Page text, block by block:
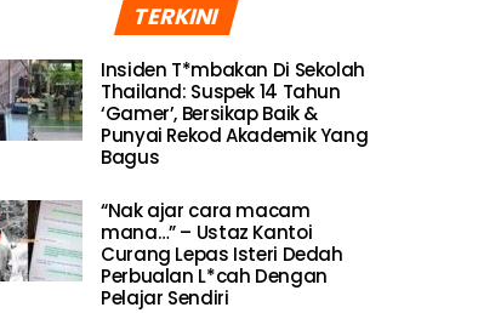
TERKINI
Insiden T*mbakan Di Sekolah
Thailand: Suspek 14 Tahun
‘Gamer’, Bersikap Baik &
Punyai Rekod Akademik Yang
Bagus
“Nak ajar cara macam
mana…” – Ustaz Kantoi
Curang Lepas Isteri Dedah
Perbualan L*cah Dengan
Pelajar Sendiri